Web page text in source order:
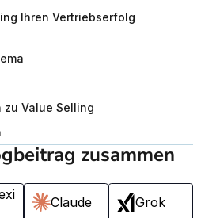
Ihren Vertriebserfolg
Value Selling
zusammen
Claude Grok